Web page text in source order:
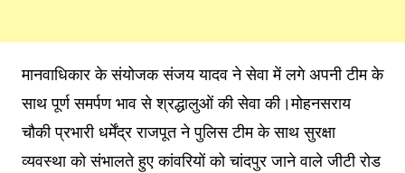
मानवाधिकार के संयोजक संजय यादव ने सेवा में लगे अपनी टीम के
साथ पूर्ण समर्पण भाव से श्रद्धालुओं की सेवा की।मोहनसराय
चौकी प्रभारी धर्मेंद्र राजपूत ने पुलिस टीम के साथ सुरक्षा
व्यवस्था को संभालते हुए कांवरियों को चांदपुर जाने वाले जीटी रोड